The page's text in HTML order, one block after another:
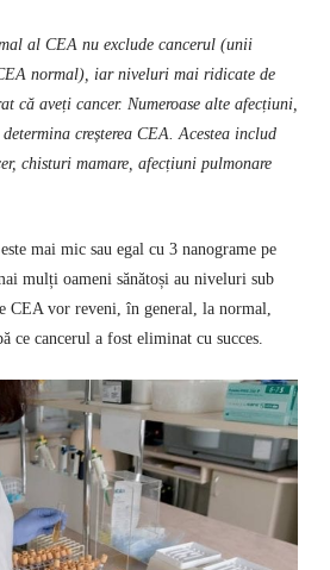
al CEA nu exclude cancerul (unii
normal), iar niveluri mai ridicate de
că aveți cancer. Numeroase alte afecțiuni,
creșterea CEA. Acestea includ
chisturi mamare, afecțiuni pulmonare
mai mic sau egal cu 3 nanograme pe
mulți oameni sănătoși au niveluri sub
CEA vor reveni, în general, la normal,
ce cancerul a fost eliminat cu succes.